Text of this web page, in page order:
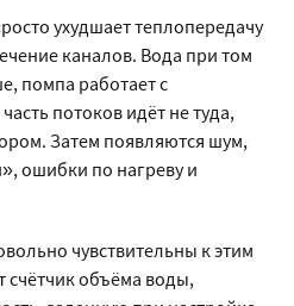
ухудшает теплопередачу
каналов. Вода при том
помпа работает с
потоков идёт не туда,
Затем появляются шум,
ошибки по нагреву и
чувствительны к этим
счётчик объёма воды,